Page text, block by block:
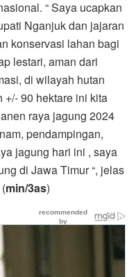
“ Saya ucapkan
Nganjuk dan jajaran
konservasi lahan bagi
lestari, aman dari
di wilayah hutan
90 hektare ini kita
raya jagung 2024
pendampingan,
jagung hari ini , saya
di Jawa Timur “, jelas
min/3as)